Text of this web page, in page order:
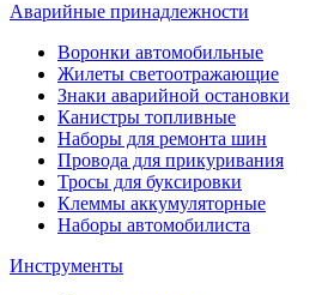
Аварийные принадлежности
Воронки автомобильные
Жилеты светоотражающие
Знаки аварийной остановки
Канистры топливные
Наборы для ремонта шин
Провода для прикуривания
Тросы для буксировки
Клеммы аккумуляторные
Наборы автомобилиста
Инструменты